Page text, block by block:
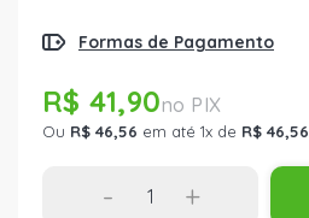
Formas de Pagamento
R$ 41,90
Ou R$ 46,56 em até 1x de R$ 46,56
- +